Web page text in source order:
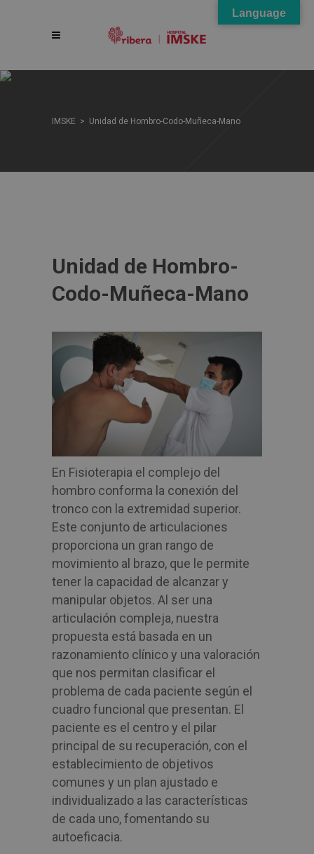
IMSKE > Unidad de Hombro-Codo-Muñeca-Mano
Unidad de Hombro-
Codo-Muñeca-Mano
En Fisioterapia el complejo del
hombro conforma la conexión del
tronco con la extremidad superior.
Este conjunto de articulaciones
proporciona un gran rango de
movimiento al brazo, que le permite
tener la capacidad de alcanzar y
manipular objetos. Al ser una
articulación compleja, nuestra
propuesta está basada en un
razonamiento clínico y una valoración
que nos permitan clasificar el
problema de cada paciente según el
cuadro funcional que presentan. El
paciente es el centro y el pilar
principal de su recuperación, con el
establecimiento de objetivos
comunes y un plan ajustado e
individualizado a las características
de cada uno, fomentando su
autoeficacia.
Language